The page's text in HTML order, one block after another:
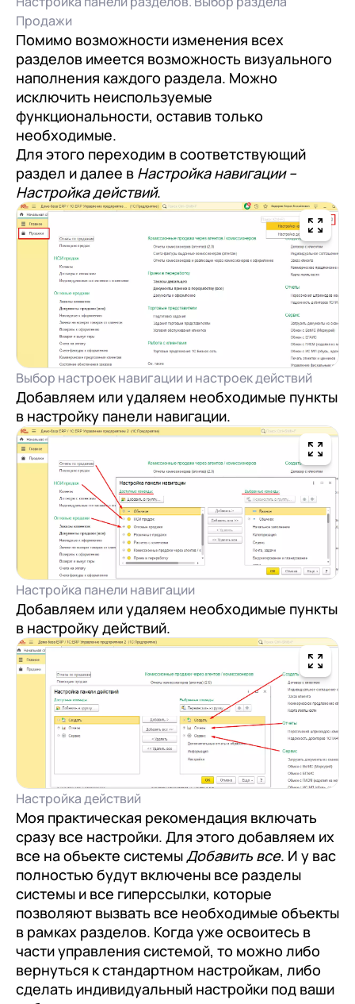
Продажи
Помимо возможности изменения всех
разделов имеется возможность визуального
наполнения каждого раздела. Можно
исключить неиспользуемые
функциональности, оставив только
необходимые.
Для этого переходим в соответствующий
раздел и далее в Настройка навигации –
Настройка действий.
Выбор настроек навигации и настроек действий
Добавляем или удаляем необходимые пункты
в настройку панели навигации.
Настройка панели навигации
Добавляем или удаляем необходимые пункты
в настройку действий.
Настройка действий
Моя практическая рекомендация включать
сразу все настройки. Для этого добавляем их
все на объекте системы Добавить все. И у вас
полностью будут включены все разделы
системы и все гиперссылки, которые
позволяют вызвать все необходимые объекты
в рамках разделов. Когда уже освоитесь в
части управления системой, то можно либо
вернуться к стандартном настройкам, либо
сделать индивидуальный настройки под ваши